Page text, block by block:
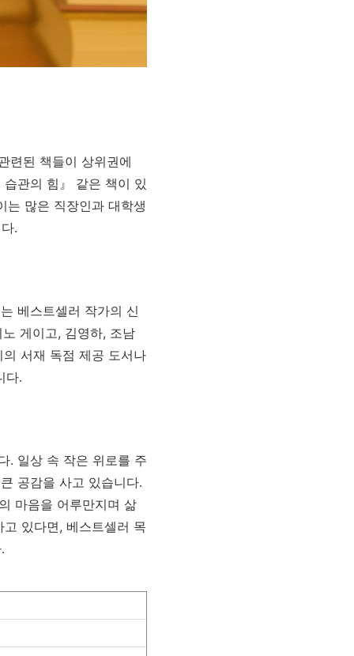
련된 책들이 상위권에
관의 힘』 같은 책이 있
는 많은 직장인과 대학생
.
베스트셀러 작가의 신
게이고, 김영하, 조남
서재 독점 제공 도서나
다.
. 일상 속 작은 위로를 주
공감을 사고 있습니다.
마음을 어루만지며 삶
있다면, 베스트셀러 목